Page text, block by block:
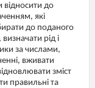
відносити до
які
до поданого
рід і
за числами,
вживати
зміст
правильні та